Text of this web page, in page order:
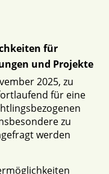
für
und Projekte
2025, zu
für eine
zu
werden